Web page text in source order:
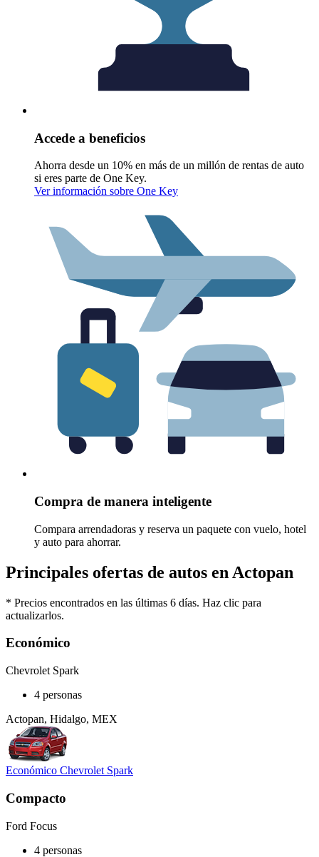
Accede a beneficios
Ahorra desde un 10% en más de un millón de rentas de auto
si eres parte de One Key.
Ver información sobre One Key
Compra de manera inteligente
Compara arrendadoras y reserva un paquete con vuelo, hotel
y auto para ahorrar.
Principales ofertas de autos en Actopan
* Precios encontrados en las últimas 6 días. Haz clic para
actualizarlos.
Económico
Chevrolet Spark
4 personas
Actopan, Hidalgo, MEX
Económico Chevrolet Spark
Compacto
Ford Focus
4 personas